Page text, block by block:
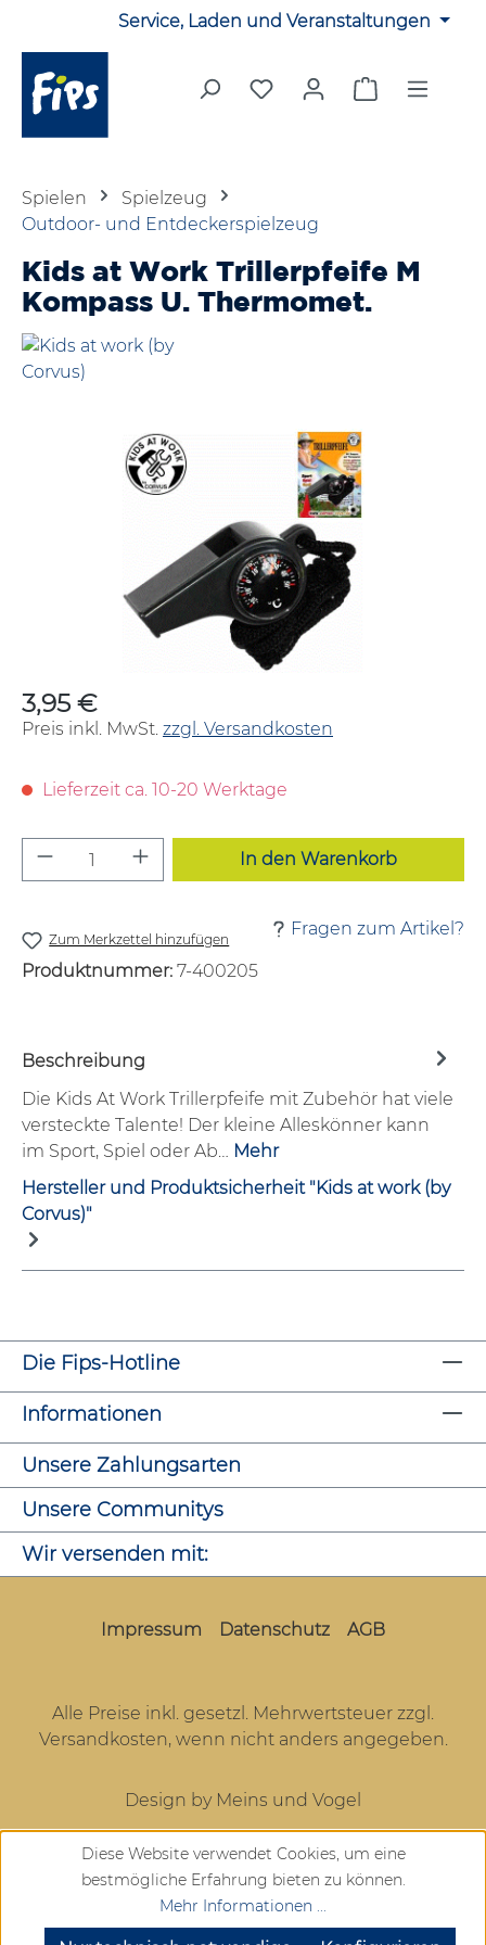
Zum Hauptinhalt springenService, Laden und Veranstaltungen
Du hast 0 Produkte auf
Warenkorb
Spielen
Spielzeug
Outdoor- und Entdeckerspielzeug
Kids at Work Trillerpfeife M
Kompass U. Thermomet.
Bildergalerie überspringen
Regulärer Preis:
3,95 €
Preis inkl. MwSt. zzgl. Versandkosten
Lieferzeit ca. 10-20 Werktage
Produkt Anzahl: Gib den
In den Warenkorb
Zum Merkzettel hinzufügen
Fragen zum Artikel?
Produktnummer: 7-400205
Beschreibung
Die Kids At Work Trillerpfeife mit Zubehör hat viele
versteckte Talente! Der kleine Alleskönner kann
im Sport, Spiel oder Ab… Mehr
Hersteller und Produktsicherheit "Kids at work (by
Corvus)"
Die Fips-Hotline
Informationen
Unsere Zahlungsarten
Unsere Communitys
Wir versenden mit:
Impressum Datenschutz AGB
Alle Preise inkl. gesetzl. Mehrwertsteuer zzgl.
Versandkosten, wenn nicht anders angegeben.
Design by Meins und Vogel
Diese Website verwendet Cookies, um eine
bestmögliche Erfahrung bieten zu können.
Mehr Informationen ...
SEHR GUT (4.72 / 5)
aus904Bewertungen bei: google.com, trustedshops.de, shopvote.de ⓘ